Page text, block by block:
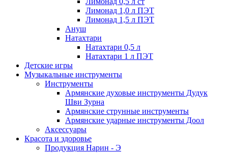
Лимонад 1,0 л ПЭТ
Лимонад 1,5 л ПЭТ
Ануш
Натахтари
Натахтари 0,5 л
Натахтари 1 л ПЭТ
Детские игры
Музыкальные инструменты
Инструменты
Армянские духовые инструменты Дудук
Шви Зурна
Армянские струнные инструменты
Армянские ударные инструменты Доол
Аксессуары
Красота и здоровье
Продукция Нарин - Э